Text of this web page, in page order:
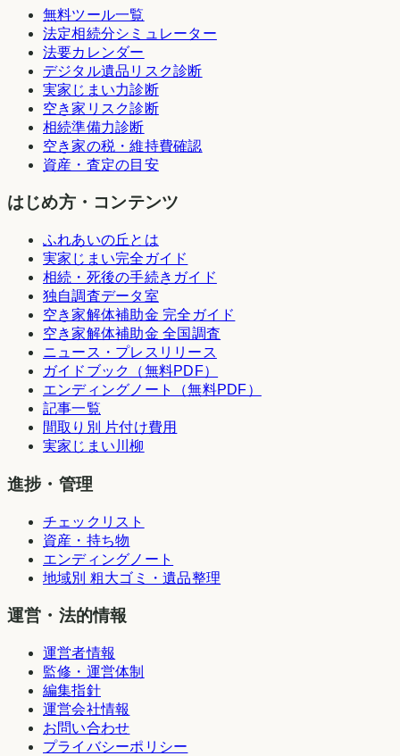
無料ツール一覧
法定相続分シミュレーター
法要カレンダー
デジタル遺品リスク診断
実家じまい力診断
空き家リスク診断
相続準備力診断
空き家の税・維持費確認
資産・査定の目安
はじめ方・コンテンツ
ふれあいの丘とは
実家じまい完全ガイド
相続・死後の手続きガイド
独自調査データ室
空き家解体補助金 完全ガイド
空き家解体補助金 全国調査
ニュース・プレスリリース
ガイドブック（無料PDF）
エンディングノート（無料PDF）
記事一覧
間取り別 片付け費用
実家じまい川柳
進捗・管理
チェックリスト
資産・持ち物
エンディングノート
地域別 粗大ゴミ・遺品整理
運営・法的情報
運営者情報
監修・運営体制
編集指針
運営会社情報
お問い合わせ
プライバシーポリシー